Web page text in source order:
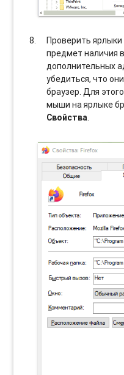
Проверить ярлыки
предмет наличия
дополнительных
убедиться, что
браузер. Для
мыши на ярлыке
Свойства.